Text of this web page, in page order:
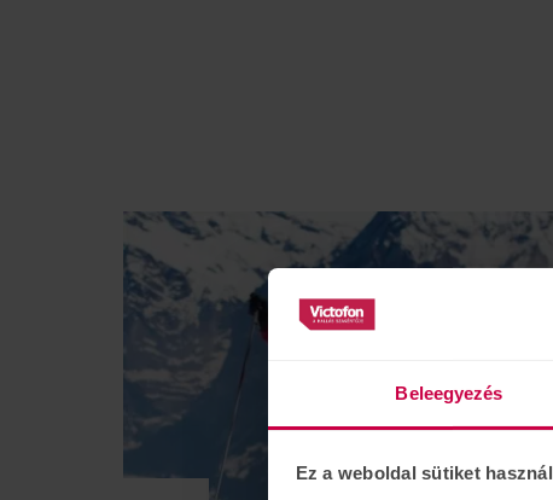
Beleegyezés
Ez a weboldal sütiket használ